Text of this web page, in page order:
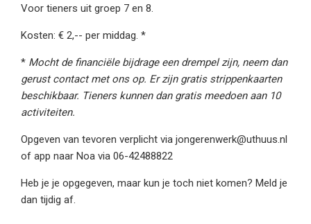
Voor tieners uit groep 7 en 8.
Kosten: € 2,-- per middag. *
* Mocht de financiële bijdrage een drempel zijn, neem dan
gerust contact met ons op. Er zijn gratis strippenkaarten
beschikbaar. Tieners kunnen dan gratis meedoen aan 10
activiteiten.
Opgeven van tevoren verplicht via jongerenwerk@uthuus.nl
of app naar Noa via 06-42488822
Heb je je opgegeven, maar kun je toch niet komen? Meld je
dan tijdig af.